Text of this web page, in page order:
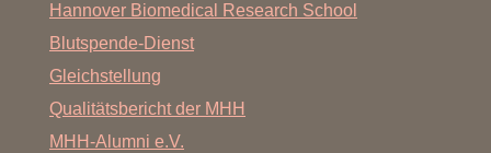
Hannover Biomedical Research School
Blutspende-Dienst
Gleichstellung
Qualitätsbericht der MHH
MHH-Alumni e.V.